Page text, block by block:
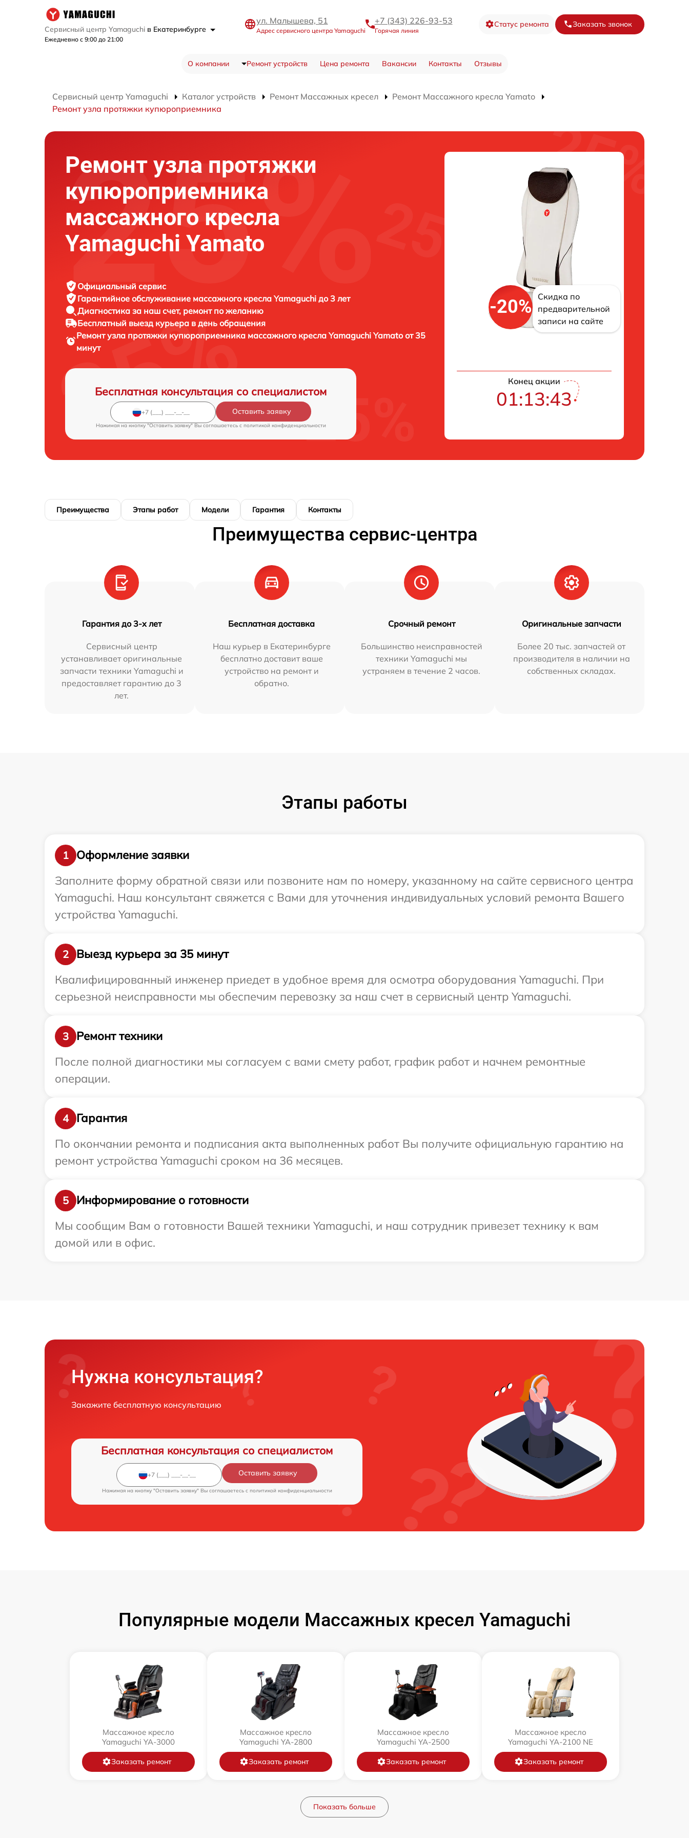
Сервисный центр Yamaguchi в Екатеринбурге
Ежедневно с 9:00 до 21:00
ул. Малышева, 51
Адрес сервисного центра Yamaguchi
+7 (343) 226-93-53
Горячая линия
Статус ремонта Заказать звонок
О компании Ремонт устройств Цена ремонта Вакансии Контакты Отзывы
Сервисный центр Yamaguchi Каталог устройств Ремонт Массажных кресел
Ремонт Массажного кресла Yamato
Ремонт узла протяжки купюроприемника
Ремонт узла протяжки
купюроприемника
массажного кресла
Yamaguchi Yamato
Официальный сервис
Гарантийное обслуживание массажного кресла Yamaguchi до 3 лет
Диагностика за наш счет, ремонт по желанию
Бесплатный выезд курьера в день обращения
Ремонт узла протяжки купюроприемника массажного креслаYamaguchi Yamato от 35
минут
Бесплатная консультация со специалистом
Оставить заявку
Нажимая на кнопку "Оставить заявку" Вы соглашаетесь c политикой конфиденциальности
-20%
Скидка по
предварительной
записи на сайте
Конец акции
01:13:43
Преимущества Этапы работ Модели Гарантия Контакты
Преимущества сервис-центра
Гарантия до 3-х лет
Сервисный центр
устанавливает оригинальные
запчасти техники Yamaguchi и
предоставляет гарантию до 3
лет.
Бесплатная доставка
Наш курьер в Екатеринбурге
бесплатно доставит ваше
устройство на ремонт и
обратно.
Срочный ремонт
Большинство неисправностей
техники Yamaguchi мы
устраняем в течение 2 часов.
Оригинальные запчасти
Более 20 тыс. запчастей от
производителя в наличии на
собственных складах.
Этапы работы
1
Оформление заявки
Заполните форму обратной связи или позвоните нам по номеру, указанному на сайте сервисного центра
Yamaguchi. Наш консультант свяжется с Вами для уточнения индивидуальных условий ремонта Вашего
устройства Yamaguchi.
2
Выезд курьера за 35 минут
Квалифицированный инженер приедет в удобное время для осмотра оборудования Yamaguchi. При
серьезной неисправности мы обеспечим перевозку за наш счет в сервисный центр Yamaguchi.
3
Ремонт техники
После полной диагностики мы согласуем с вами смету работ, график работ и начнем ремонтные
операции.
4
Гарантия
По окончании ремонта и подписания акта выполненных работ Вы получите официальную гарантию на
ремонт устройства Yamaguchi сроком на 36 месяцев.
5
Информирование о готовности
Мы сообщим Вам о готовности Вашей техники Yamaguchi, и наш сотрудник привезет технику к вам
домой или в офис.
Нужна консультация?
Закажите бесплатную консультацию
Бесплатная консультация со специалистом
Оставить заявку
Нажимая на кнопку "Оставить заявку" Вы соглашаетесь c политикой конфиденциальности
Популярные модели Массажных кресел Yamaguchi
Массажное кресло
Yamaguchi YA-3000
Заказать ремонт
Массажное кресло
Yamaguchi YA-2800
Заказать ремонт
Массажное кресло
Yamaguchi YA-2500
Заказать ремонт
Массажное кресло
Yamaguchi YA-2100 NE
Заказать ремонт
Показать больше